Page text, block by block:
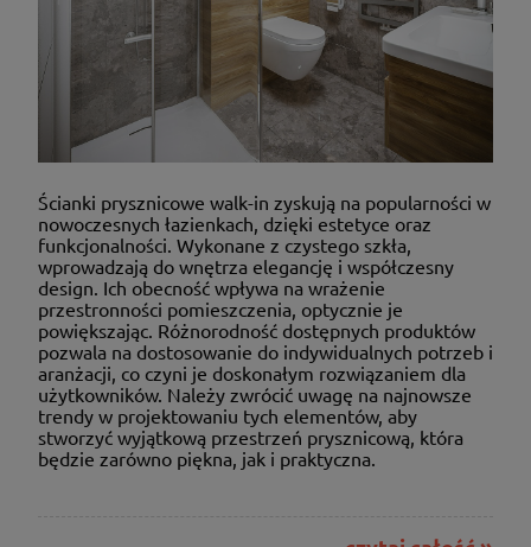
Ścianki prysznicowe walk-in zyskują na popularności w
nowoczesnych łazienkach, dzięki estetyce oraz
funkcjonalności. Wykonane z czystego szkła,
wprowadzają do wnętrza elegancję i współczesny
design. Ich obecność wpływa na wrażenie
przestronności pomieszczenia, optycznie je
powiększając. Różnorodność dostępnych produktów
pozwala na dostosowanie do indywidualnych potrzeb i
aranżacji, co czyni je doskonałym rozwiązaniem dla
użytkowników. Należy zwrócić uwagę na najnowsze
trendy w projektowaniu tych elementów, aby
stworzyć wyjątkową przestrzeń prysznicową, która
będzie zarówno piękna, jak i praktyczna.